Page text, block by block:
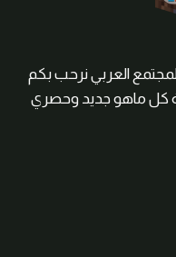
العربي نرحب بكم
كل ماهو جديد وحصري